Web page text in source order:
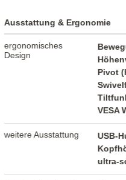
Ausstattung & Ergonomie
ergonomisches
Design
Pivot
VESA
weitere Ausstattung
USB-
ultra-